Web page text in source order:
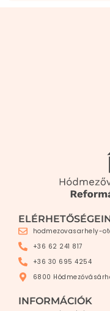
hodmezovasarhely-
+36 62 241 817
+36 30 695 4254
6800
INFORMÁCIÓK